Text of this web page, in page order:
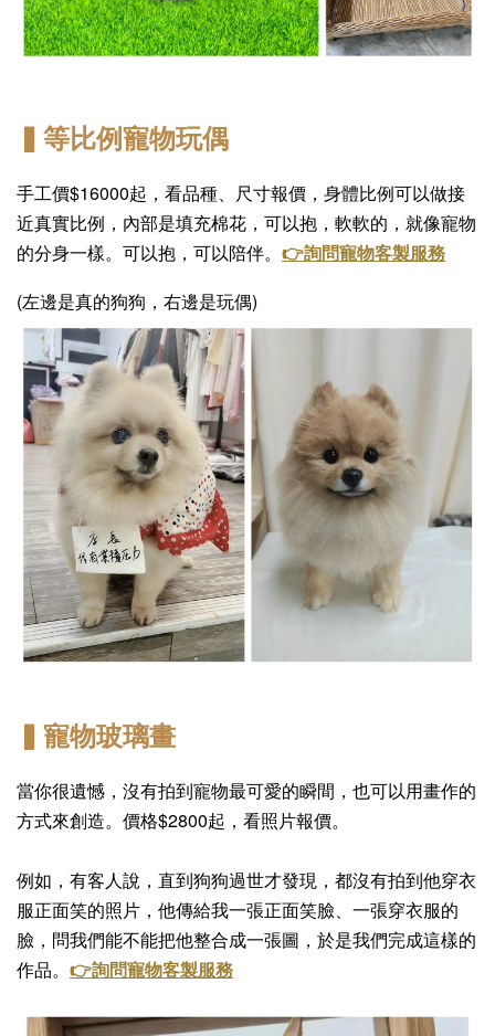
▍等比例寵物玩偶
手工價$16000起，看品種、尺寸報價， 身體比例可以做接
近真實比例，內部是填充棉花，可以抱，軟軟的，就像寵物
的分身一樣。可以抱，可以陪伴。 👉詢問寵物客製服務
(左邊是真的狗狗，右邊是玩偶)
▍寵物玻璃畫
當你很遺憾，沒有拍到寵物最可愛的瞬間，也可以用畫作的
方式來創造。價格$2800起，看照片報價。
例如，有客人說，直到狗狗過世才發現，都沒有拍到他穿衣
服正面笑的照片，他傳給我一張正面笑臉、一張穿衣服的
臉，問我們能不能把他整合成一張圖，於是我們完成這樣的
作品。 👉詢問寵物客製服務